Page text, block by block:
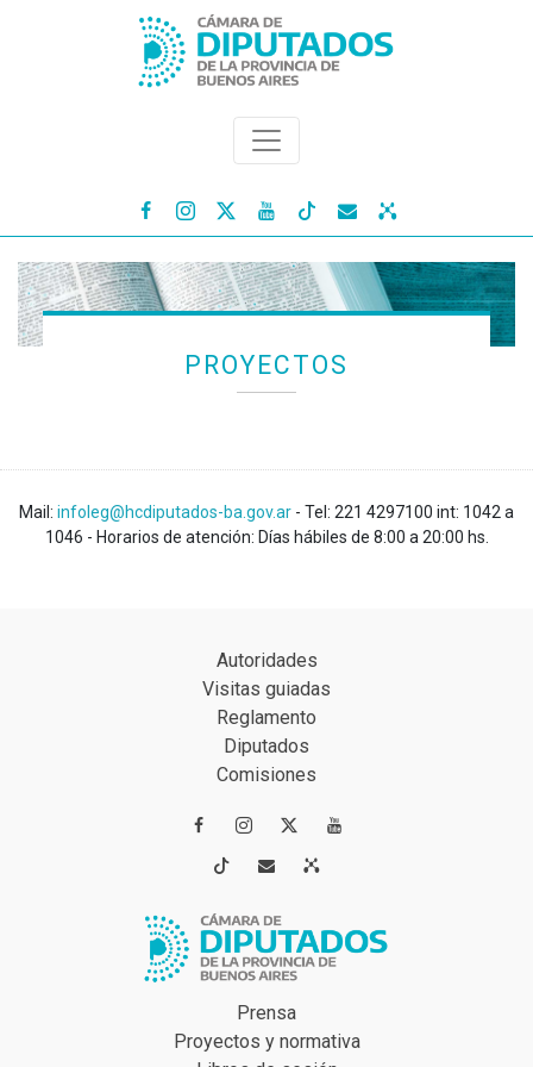
   
PROYECTOS
Mail: infoleg@hcdiputados-ba.gov.ar - Tel: 221 4297100 int: 1042 a
1046 - Horarios de atención: Días hábiles de 8:00 a 20:00 hs.
Autoridades
Visitas guiadas
Reglamento
Diputados
Comisiones
 
 
Prensa
Proyectos y normativa